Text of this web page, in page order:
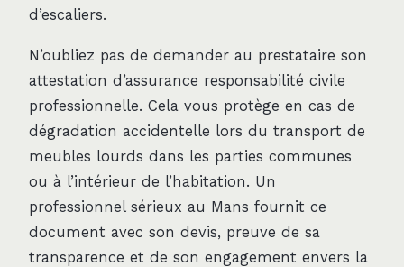
d’escaliers.
N’oubliez pas de demander au prestataire son
attestation d’assurance responsabilité civile
professionnelle. Cela vous protège en cas de
dégradation accidentelle lors du transport de
meubles lourds dans les parties communes
ou à l’intérieur de l’habitation. Un
professionnel sérieux au Mans fournit ce
document avec son devis, preuve de sa
transparence et de son engagement envers la